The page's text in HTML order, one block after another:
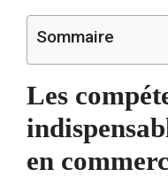
Sommaire
Les
en